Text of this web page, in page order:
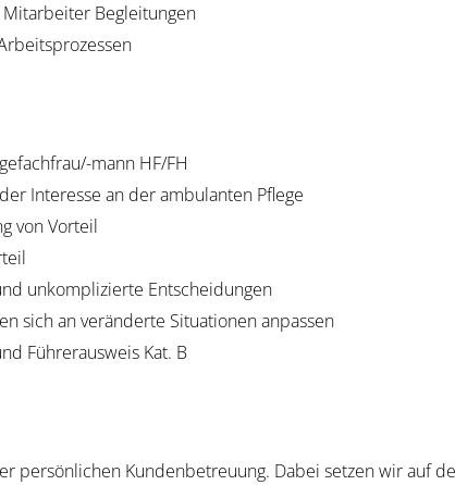
Begleitungen
mann HF/FH
Interesse an der ambulanten Pflege
von Vorteil
unkomplizierte Entscheidungen
sich an veränderte Situationen anpassen
Führerausweis Kat. B
persönlichen Kundenbetreuung. Dabei setzen wir auf